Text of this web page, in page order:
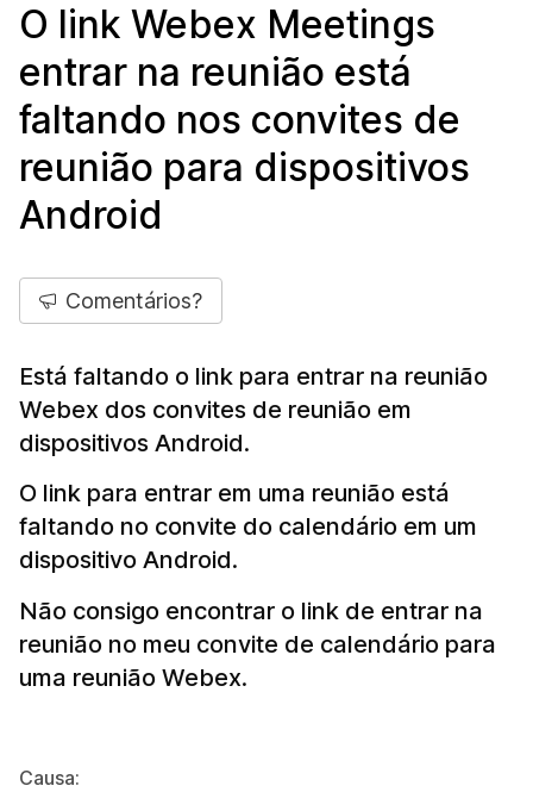
O link Webex Meetings
entrar na reunião está
faltando nos convites de
reunião para dispositivos
Android
Comentários?
Está faltando o link para entrar na reunião
Webex dos convites de reunião em
dispositivos Android.
O link para entrar em uma reunião está
faltando no convite do calendário em um
dispositivo Android.
Não consigo encontrar o link de entrar na
reunião no meu convite de calendário para
uma reunião Webex.
Causa: